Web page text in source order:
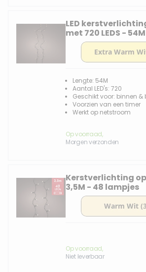
LED
met 720 LEDS -
2700k
Lengte: 54M
Aantal LED's: 720
Geschikt voor: binnen &
Voorzien van een timer
Werkt op netstroom
Op voorraad,
Morgen verzonden
Kerstverlichting
3,5M - 48 lampjes
Op voorraad,
Niet leverbaar